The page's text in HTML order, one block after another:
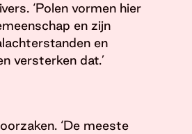
‘Polen vormen hier
en zijn
en
versterken dat.’
‘De meeste